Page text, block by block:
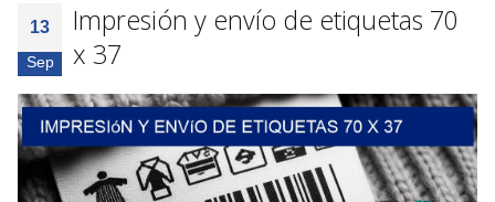
13
Sep
Impresión y envío de etiquetas 70
x 37